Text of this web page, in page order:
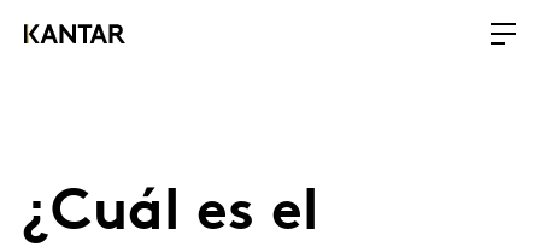
¿Cuál es el